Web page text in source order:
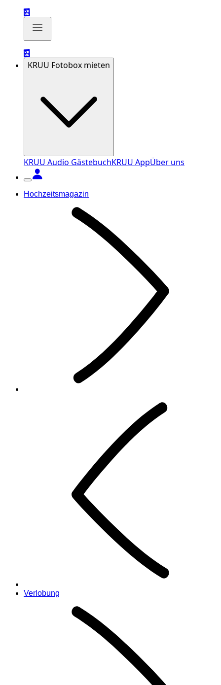
KRUU Fotobox mieten
KRUU Audio GästebuchKRUU AppÜber uns
Hochzeitsmagazin
Verlobung